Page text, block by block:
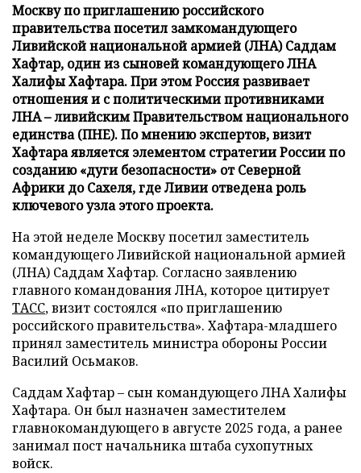
Москву по приглашению российского
правительства посетил замкомандующего
Ливийской национальной армией (ЛНА) Саддам
Хафтар, один из сыновей командующего ЛНА
Халифы Хафтара. При этом Россия развивает
отношения и с политическими противниками
ЛНА – ливийским Правительством национального
единства (ПНЕ). По мнению экспертов, визит
Хафтара является элементом стратегии России по
созданию «дуги безопасности» от Северной
Африки до Сахеля, где Ливии отведена роль
ключевого узла этого проекта.
На этой неделе Москву посетил заместитель
командующего Ливийской национальной армией
(ЛНА) Саддам Хафтар. Согласно заявлению
главного командования ЛНА, которое цитирует
ТАСС, визит состоялся «по приглашению
российского правительства». Хафтара-младшего
принял заместитель министра обороны России
Василий Осьмаков.
Саддам Хафтар – сын командующего ЛНА Халифы
Хафтара. Он был назначен заместителем
главнокомандующего в августе 2025 года, а ранее
занимал пост начальника штаба сухопутных
войск.